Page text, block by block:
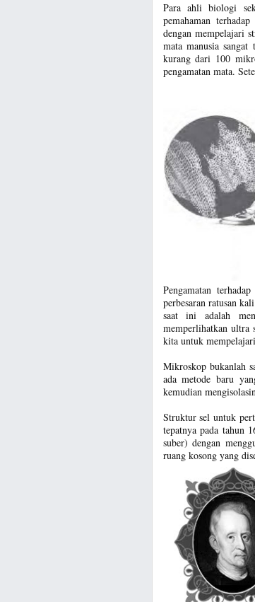
Para ahli biologi
pemahaman
dengan mempelajari
mata manusia
kurang dari 100
pengamatan mata.
Pengamatan
perbesaran ratusan
saat ini adalah
memperlihatkan ultra
kita untuk
Mikroskop bukanlah
ada metode baru
kemudian
Struktur sel untuk
tepatnya pada tahun
suber) dengan
ruang kosong yang